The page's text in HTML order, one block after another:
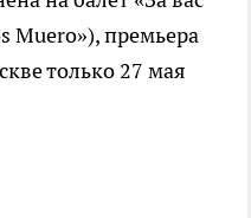
Muero»), премьера
только 27 мая